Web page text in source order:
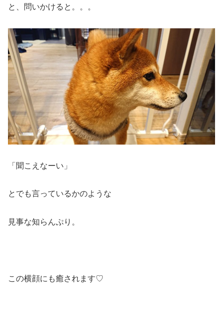
と、問いかけると。。。
「聞こえなーい」
とでも言っているかのような
見事な知らんぷり。
この横顔にも癒されます♡